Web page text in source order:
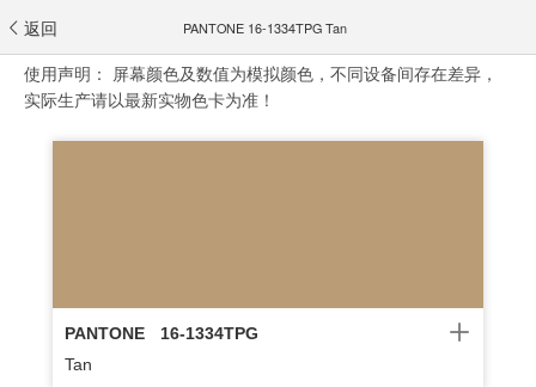
返回 PANTONE 16-1334TPG Tan
使用声明： 屏幕颜色及数值为模拟颜色，不同设备间存在差异，
实际生产请以最新实物色卡为准！
PANTONE
16-1334TPG
Tan